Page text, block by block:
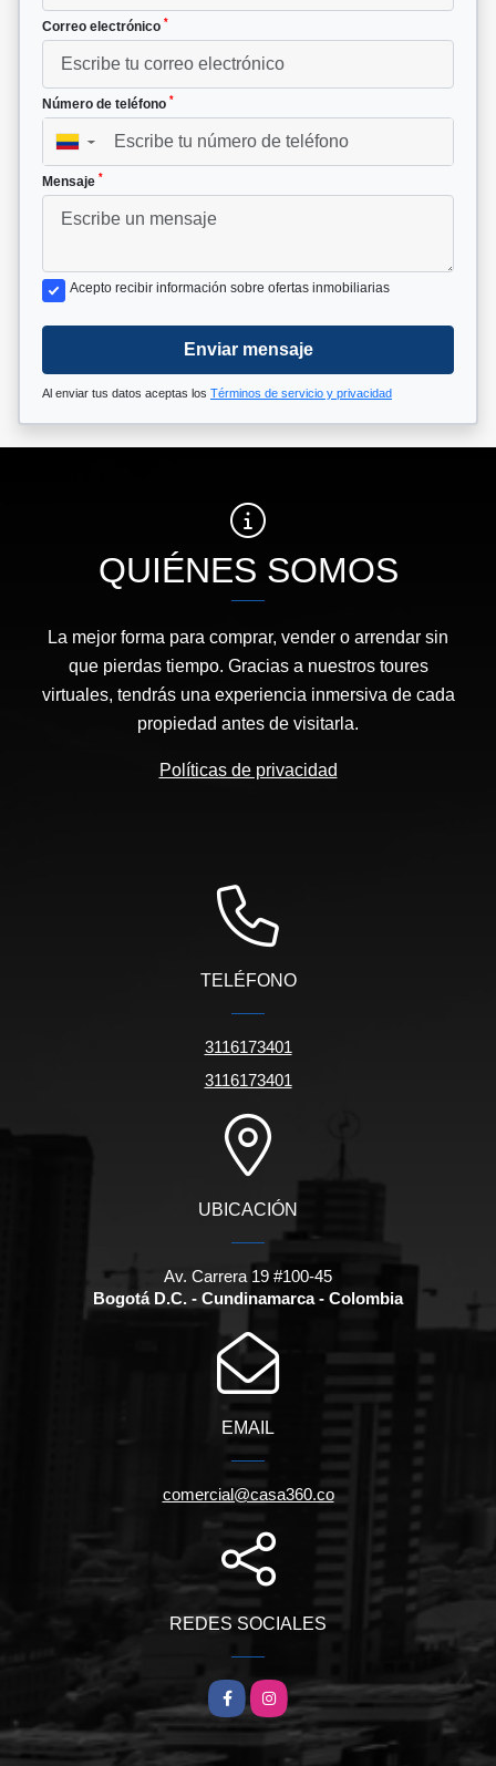
Correo electrónico *
Número de teléfono *
▼
Mensaje *
Acepto recibir información sobre ofertas inmobiliarias
Enviar mensaje
Al enviar tus datos aceptas los Términos de servicio y privacidad
QUIÉNES SOMOS
La mejor forma para comprar, vender o arrendar sin
que pierdas tiempo. Gracias a nuestros toures
virtuales, tendrás una experiencia inmersiva de cada
propiedad antes de visitarla.
Políticas de privacidad
TELÉFONO
3116173401
3116173401
UBICACIÓN
Av. Carrera 19 #100-45
Bogotá D.C. - Cundinamarca - Colombia
EMAIL
comercial@casa360.co
REDES SOCIALES
FacebookInstagram